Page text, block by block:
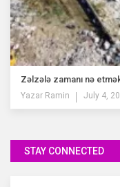
Zəlzələ zamanı nə etmək
Yazar Ramin July 4,
STAY CONNECTED